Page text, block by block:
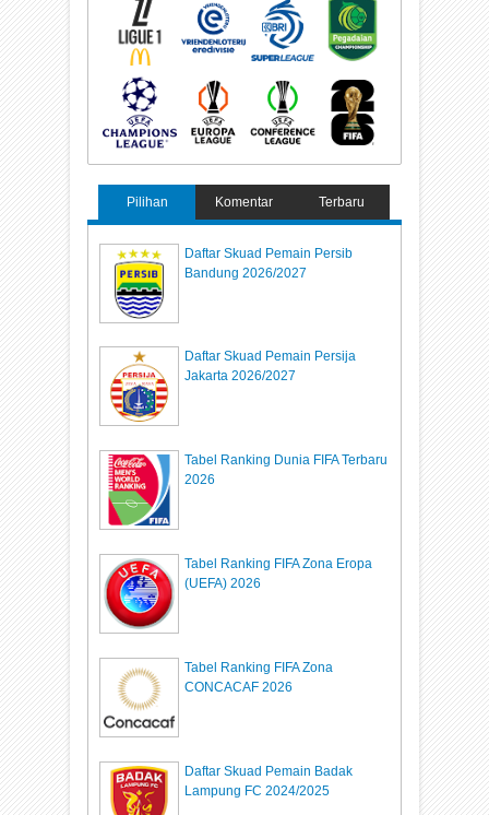
Pilihan Komentar Terbaru
Daftar Skuad Pemain Persib
Bandung 2026/2027
Daftar Skuad Pemain Persija
Jakarta 2026/2027
Tabel Ranking Dunia FIFA Terbaru
2026
Tabel Ranking FIFA Zona Eropa
(UEFA) 2026
Tabel Ranking FIFA Zona
CONCACAF 2026
Daftar Skuad Pemain Badak
Lampung FC 2024/2025